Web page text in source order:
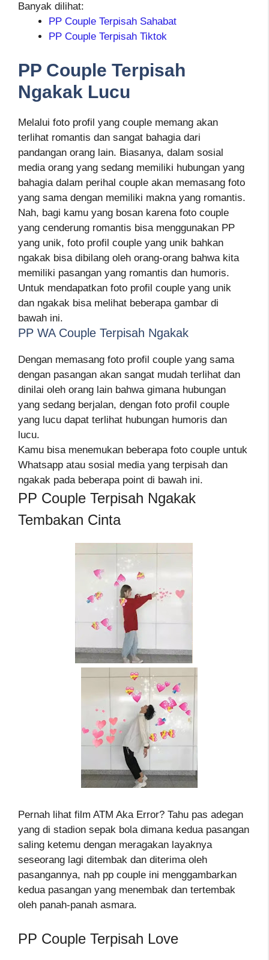
Banyak dilihat:
PP Couple Terpisah Sahabat
PP Couple Terpisah Tiktok
PP Couple Terpisah
Ngakak Lucu
Melalui foto profil yang couple memang akan
terlihat romantis dan sangat bahagia dari
pandangan orang lain. Biasanya, dalam sosial
media orang yang sedang memiliki hubungan yang
bahagia dalam perihal couple akan memasang foto
yang sama dengan memiliki makna yang romantis.
Nah, bagi kamu yang bosan karena foto couple
yang cenderung romantis bisa menggunakan PP
yang unik, foto profil couple yang unik bahkan
ngakak bisa dibilang oleh orang-orang bahwa kita
memiliki pasangan yang romantis dan humoris.
Untuk mendapatkan foto profil couple yang unik
dan ngakak bisa melihat beberapa gambar di
bawah ini.
PP WA Couple Terpisah Ngakak
Dengan memasang foto profil couple yang sama
dengan pasangan akan sangat mudah terlihat dan
dinilai oleh orang lain bahwa gimana hubungan
yang sedang berjalan, dengan foto profil couple
yang lucu dapat terlihat hubungan humoris dan
lucu.
Kamu bisa menemukan beberapa foto couple untuk
Whatsapp atau sosial media yang terpisah dan
ngakak pada beberapa point di bawah ini.
PP Couple Terpisah Ngakak
Tembakan Cinta
Pernah lihat film ATM Aka Error? Tahu pas adegan
yang di stadion sepak bola dimana kedua pasangan
saling ketemu dengan meragakan layaknya
seseorang lagi ditembak dan diterima oleh
pasangannya, nah pp couple ini menggambarkan
kedua pasangan yang menembak dan tertembak
oleh panah-panah asmara.
PP Couple Terpisah Love